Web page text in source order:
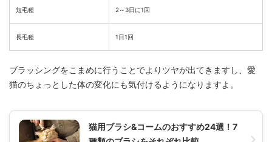
短毛種 2～3日に1回
長毛種 1日1回
ブラッシングをこまめに行うことでよりツヤが出てきますし、愛
猫のちょっとした体の変化にも気付けるようになりますよ。
猫用ブラシ&コームのおすすめ24選！7